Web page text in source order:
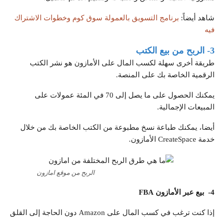
شاهد أيضاً: برنامج التسويق بالعمولة سوق كوم وخطوات الاشتراك
فيه
3- الربح من بيع الكتب
طريقة أخرى سهلة لكسب المال على الأمازون هو نشر الكتب
الرقمية الخاصة بك على المنصة.
يمكنك الحصول على ما يصل إلى 70 في المئة عمولات على
المبيعات الإجمالية.
أيضا، يمكنك طباعة نسخ مطبوعة من الكتب الخاصة بك من خلال
خدمة CreateSpace الأمازون.
الربح من موقع امازون
4- بيع عبر الأمازون FBA
إذا كنت ترغب في كسب المال على Amazon دون الحاجة إلى القلق